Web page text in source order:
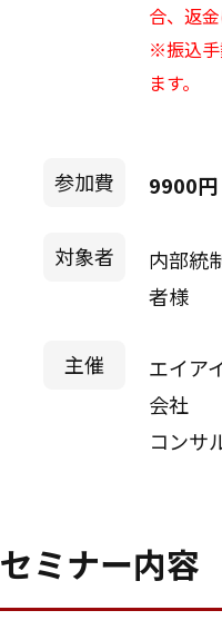
合、返
※振込手
ます。
参加費 9900円
対象者
内部統
者様
主催
エイア
会社
コンサ
セミナー内容